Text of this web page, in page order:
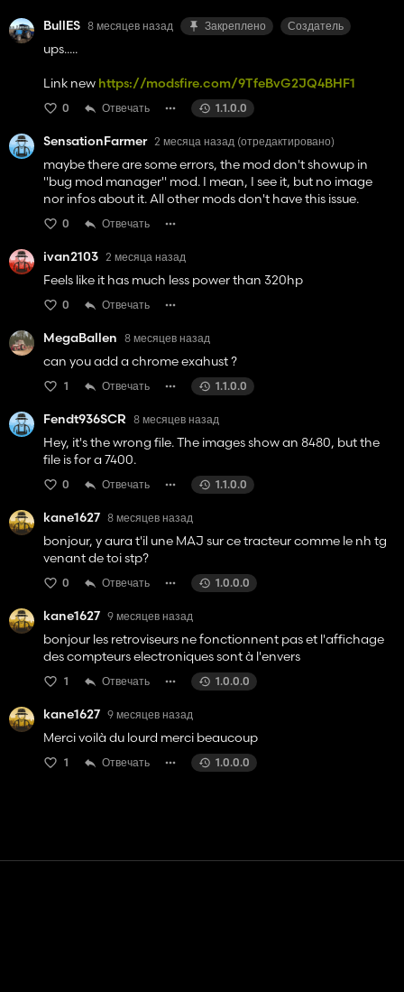
BullES 8 месяцев назад Закреплено Создатель
ups.....
Link new https://modsfire.com/9TfeBvG2JQ4BHF1
0 Отвечать 1.1.0.0
SensationFarmer 2 месяца назад (отредактировано)
maybe there are some errors, the mod don't showup in
"bug mod manager" mod. I mean, I see it, but no image
nor infos about it. All other mods don't have this issue.
0 Отвечать
ivan2103 2 месяца назад
Feels like it has much less power than 320hp
0 Отвечать
MegaBallen 8 месяцев назад
can you add a chrome exahust ?
1 Отвечать 1.1.0.0
Fendt936SCR 8 месяцев назад
Hey, it's the wrong file. The images show an 8480, but the
file is for a 7400.
0 Отвечать 1.1.0.0
kane1627 8 месяцев назад
bonjour, y aura t'il une MAJ sur ce tracteur comme le nh tg
venant de toi stp?
0 Отвечать 1.0.0.0
kane1627 9 месяцев назад
bonjour les retroviseurs ne fonctionnent pas et l'affichage
des compteurs electroniques sont à l'envers
1 Отвечать 1.0.0.0
kane1627 9 месяцев назад
Merci voilà du lourd merci beaucoup
1 Отвечать 1.0.0.0